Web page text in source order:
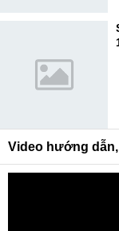
Video hướng